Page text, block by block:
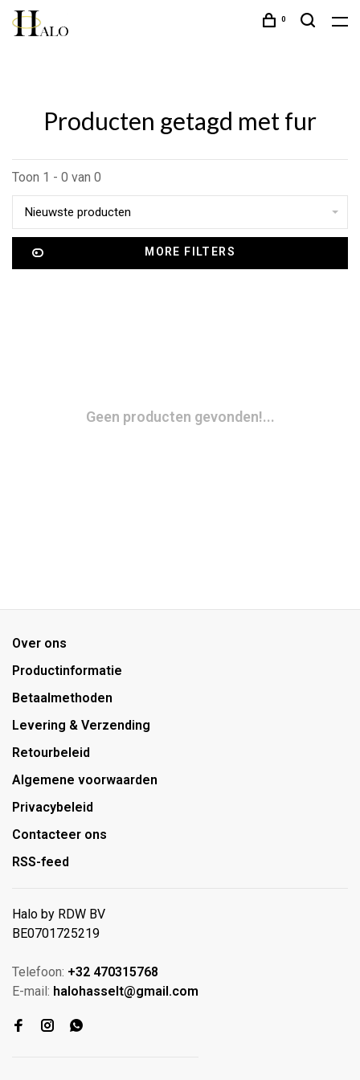
0
Producten getagd met fur
Toon 1 - 0 van 0
Nieuwste producten
MORE FILTERS
Geen producten gevonden!...
Over ons
Productinformatie
Betaalmethoden
Levering & Verzending
Retourbeleid
Algemene voorwaarden
Privacybeleid
Contacteer ons
RSS-feed
Halo by RDW BV
BE0701725219
Telefoon: +32 470315768
E-mail: halohasselt@gmail.com